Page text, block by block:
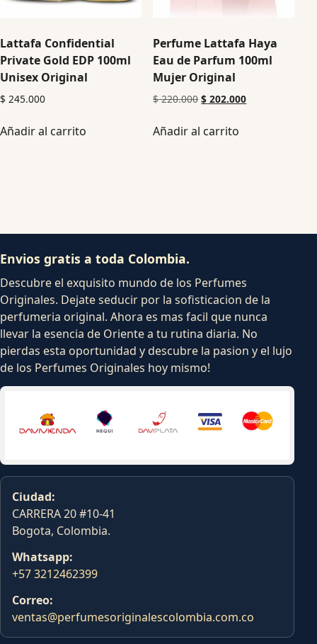
Lattafa Confidential
Private Gold EDP 100ml
Unisex Original
$ 245.000
Añadir al carrito
Perfume Lattafa Haya
Eau de Parfum 100ml
Mujer Original
$220.000 $ 202.000
Añadir al carrito
Envios gratis a toda Colombia.
Descubre el exquisito mundo de los Perfumes
Originales. Dejate seducir por la sofisticacion de la
perfumeria original. Ahora es mas facil que nunca
llevar la esencia de Oriente a tu rutina diaria. No
pierdas esta oportunidad y descubre la pasion y el lujo
de los Perfumes Originales hoy mismo!
Ciudad:
CARRERA 20 #10-41
Bogota, Colombia.
Whatsapp:
+57 3212462399
Correo:
ventas@perfumesoriginalescolombia.com.co